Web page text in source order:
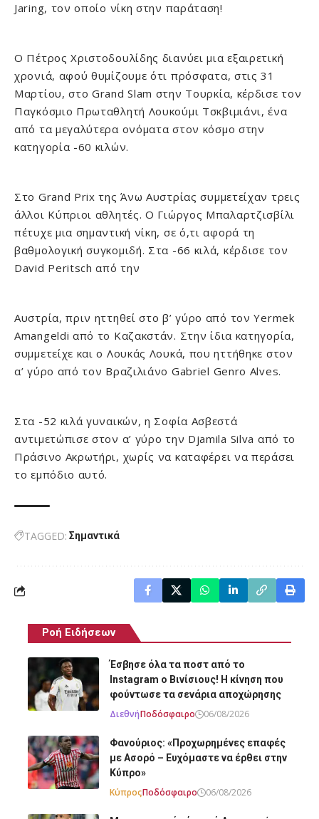
Jaring, τον οποίο νίκη στην παράταση!
Ο Πέτρος Χριστοδουλίδης διανύει μια εξαιρετική
χρονιά, αφού θυμίζουμε ότι πρόσφατα, στις 31
Μαρτίου, στο Grand Slam στην Τουρκία, κέρδισε τον
Παγκόσμιο Πρωταθλητή Λουκούμι Τσκβιμιάνι, ένα
από τα μεγαλύτερα ονόματα στον κόσμο στην
κατηγορία -60 κιλών.
Στο Grand Prix της Άνω Αυστρίας συμμετείχαν τρεις
άλλοι Κύπριοι αθλητές. Ο Γιώργος Μπαλαρτζισβίλι
πέτυχε μια σημαντική νίκη, σε ό,τι αφορά τη
βαθμολογική συγκομιδή. Στα -66 κιλά, κέρδισε τον
David Peritsch από την
Αυστρία, πριν ηττηθεί στο β’ γύρο από τον Yermek
Amangeldi από το Καζακστάν. Στην ίδια κατηγορία,
συμμετείχε και ο Λουκάς Λουκά, που ηττήθηκε στον
α’ γύρο από τον Βραζιλιάνο Gabriel Genro Alves.
Στα -52 κιλά γυναικών, η Σοφία Ασβεστά
αντιμετώπισε στον α’ γύρο την Djamila Silva από το
Πράσινο Ακρωτήρι, χωρίς να καταφέρει να περάσει
το εμπόδιο αυτό.
TAGGED: Σημαντικά
Ροή Ειδήσεων
Έσβησε όλα τα ποστ από το
Instagram ο Βινίσιους! Η κίνηση που
φούντωσε τα σενάρια αποχώρησης
ΔιεθνήΠοδόσφαιρο 06/08/2026
Φανούριος: «Προχωρημένες επαφές
με Ασορό – Ευχόμαστε να έρθει στην
Κύπρο»
ΚύπροςΠοδόσφαιρο 06/08/2026